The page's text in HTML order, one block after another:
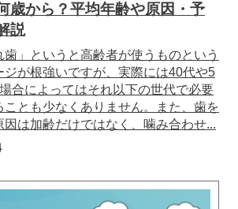
歳から？平均年齢や原因・予
説
歯」というと高齢者が使うものという
ジが根強いですが、実際には40代や5
合によってはそれ以下の世代で必要
ことも少なくありません。また、歯を
因は加齢だけではなく、噛み合わせ...